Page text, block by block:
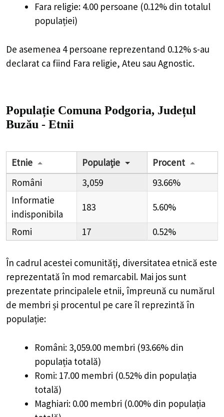
Fara religie: 4.00 persoane (0.12% din totalul
populației)
De asemenea 4 persoane reprezentand 0.12% s-au
declarat ca fiind Fara religie, Ateu sau Agnostic.
Populație Comuna Podgoria, Județul
Buzău - Etnii
Etnie Populație
Procent
Români
3,059
93.66%
Informatie
indisponibila
183 5.60%
Romi 17 0.52%
În cadrul acestei comunități, diversitatea etnică este
reprezentată în mod remarcabil. Mai jos sunt
prezentate principalele etnii, împreună cu numărul
de membri și procentul pe care îl reprezintă în
populație:
Români: 3,059.00 membri (93.66% din
populația totală)
Romi: 17.00 membri (0.52% din populația
totală)
Maghiari: 0.00 membri (0.00% din populația